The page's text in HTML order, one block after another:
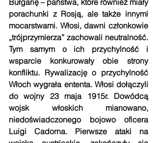
Bułgarię – państwa, które również miały
porachunki z Rosją, ale także innymi
mocarstwami. Włosi, dawni członkowie
„trójprzymierza” zachowali neutralność.
Tym samym o ich przychylność i
wsparcie konkurowały obie strony
konfliktu. Rywalizację o przychylność
Włoch wygrała ententa. Włosi dołączyli
do wojny 23 maja 1915r. Dowódcą
wojsk włoskich mianowano,
niedoświadczonego bojowo oficera
Luigi Cadorna. Pierwsze ataki na